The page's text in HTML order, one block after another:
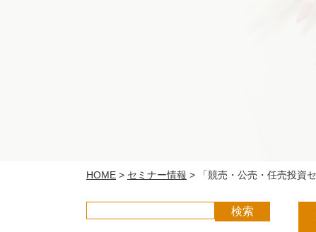
HOME > セミナー情報 > 「競売・公売・任売投資